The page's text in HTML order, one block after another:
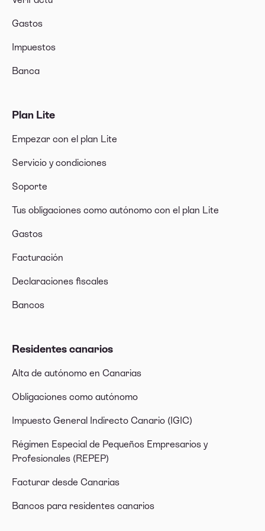
Gastos
Impuestos
Banca
Plan Lite
Empezar con el plan Lite
Servicio y condiciones
Soporte
Tus obligaciones como autónomo con el plan Lite
Gastos
Facturación
Declaraciones fiscales
Bancos
Residentes canarios
Alta de autónomo en Canarias
Obligaciones como autónomo
Impuesto General Indirecto Canario (IGIC)
Régimen Especial de Pequeños Empresarios y
Profesionales (REPEP)
Facturar desde Canarias
Bancos para residentes canarios